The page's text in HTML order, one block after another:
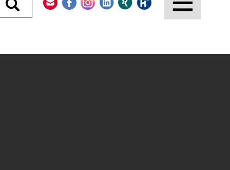
Durchsuchen